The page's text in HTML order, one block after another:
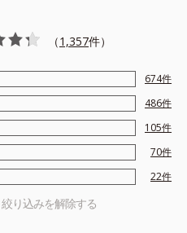
（1,357件）
674件
486件
105件
70件
22件
絞り込みを解除する